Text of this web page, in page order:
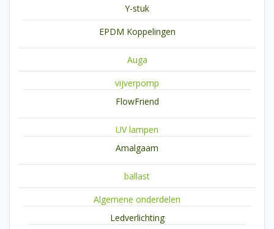
Y-stuk
EPDM Koppelingen
Auga
vijverpomp
FlowFriend
UV lampen
Amalgaam
ballast
Algemene onderdelen
Ledverlichting